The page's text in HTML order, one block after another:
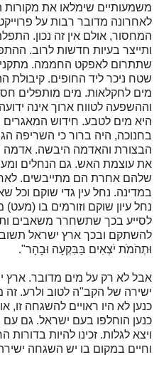
משמעותיים שימלאו את מקורות
לאחרונה מדובר רבות על
המחסור, אולם אין זה נכון.
ותייצר בעיות חדשות לרוב.
שתתרום לאפקט החממה. מתקני
שטח ניכר ליד החופים. קיבולת
מים לחקלאות. מים מותפלים
וההשפעה לטווח ארוך אינה
היא מים לטבע. חידוש המאגרים
בחנוכה, היה ברור כי השריפה
הבצורת והאדמה היבשה. אדמה
את עוצמת האש. גם הנחלים
שלהם אחרת הם מתייבשים.
במדינה. נחל עין גדי שוקם וכל
נחל עיון שוקם וזורמים בו
לסייע בכך שתשחרר משאבים
להשתקם ובכך ארץ ישראל תשוב
וּתְהֹמֹת יֹצְאִים בַּבִּקְעָה וּבָהָר".
אבל לא רק על מים מדובר. ארץ
ישירה של הקב"ה לטוב ולרע. זה
כנען לא היו ראויים להשגחה
כנען הוחלפו בעם ישראל. גם עם
ויצא לגלות. זכינו להיות
וחיים במקום בו יש השגחה